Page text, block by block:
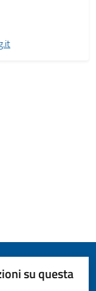
su questa